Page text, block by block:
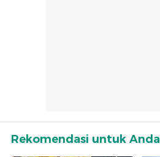
Rekomendasi untuk Anda